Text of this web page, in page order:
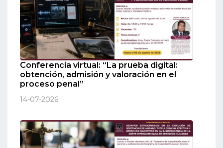
Conferencia virtual: “La prueba digital:
obtención, admisión y valoración en el
proceso penal”
14-07-2026